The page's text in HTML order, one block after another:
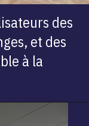
des
et des
à la